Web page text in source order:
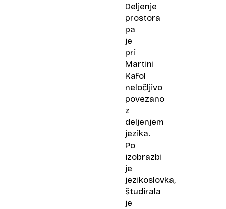
Deljenje
prostora
pa
je
pri
Martini
Kafol
neločljivo
povezano
z
deljenjem
jezika.
Po
izobrazbi
je
jezikoslovka,
študirala
je